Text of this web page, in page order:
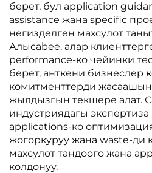
берет, бул application
assistance жана specific
негизделген махсулот
Алысabee, алар
performance-ко чейинки
берет, анткени бизнеслер
комитменттерди
жылдызгын текшере алат.
индустриядагы экспертиза
applications-ко
жогоркуруу жана waste-ди
махсулот тандоого жана
колдонуу.